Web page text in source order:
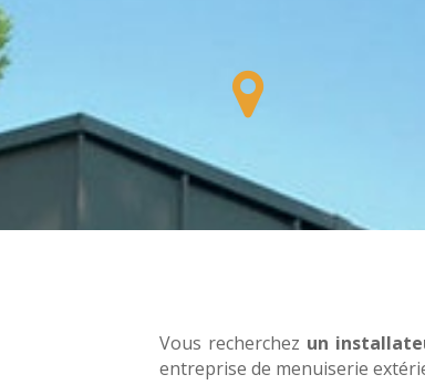
Vous recherchez un
entreprise de menuiserie